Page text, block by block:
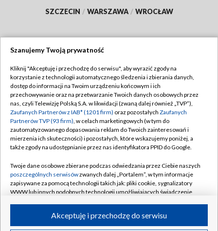
SZCZECIN / WARSZAWA / WROCŁAW
TVP
Abonament TVP
Emisja w TVP
Centrum informacji TVP
Naziemna Telewizja Cyfrowa
Rada Programowa
System NOS
Informacje o nadawcy
Program dla prasy
Regulamin TVP
Polityka prywatności
Moje zgody
Pomoc
Kontakt
Kanały
Szanujemy Twoją prywatność
Kliknij "Akceptuję i przechodzę do serwisu", aby wyrazić zgody na
korzystanie z technologii automatycznego śledzenia i zbierania danych,
dostęp do informacji na Twoim urządzeniu końcowym i ich
przechowywanie oraz na przetwarzanie Twoich danych osobowych przez
nas, czyli Telewizję Polską S.A. w likwidacji (zwaną dalej również „TVP”),
Zaufanych Partnerów z IAB* (1201 firm) oraz pozostałych Zaufanych
Partnerów TVP (93 firm), w celach marketingowych (w tym do
zautomatyzowanego dopasowania reklam do Twoich zainteresowań i
mierzenia ich skuteczności) i pozostałych, które wskazujemy poniżej, a
także zgody na udostępnianie przez nas identyfikatora PPID do Google.
Twoje dane osobowe zbierane podczas odwiedzania przez Ciebie naszych
poszczególnych serwisówzwanych dalej „Portalem”, w tym informacje
zapisywane za pomocą technologii takich jak: pliki cookie, sygnalizatory
WWW lub innych podobnych technologii umożliwiających świadczenie
ruchu w Internecie.Akceptuję i przechodzę do serwisu